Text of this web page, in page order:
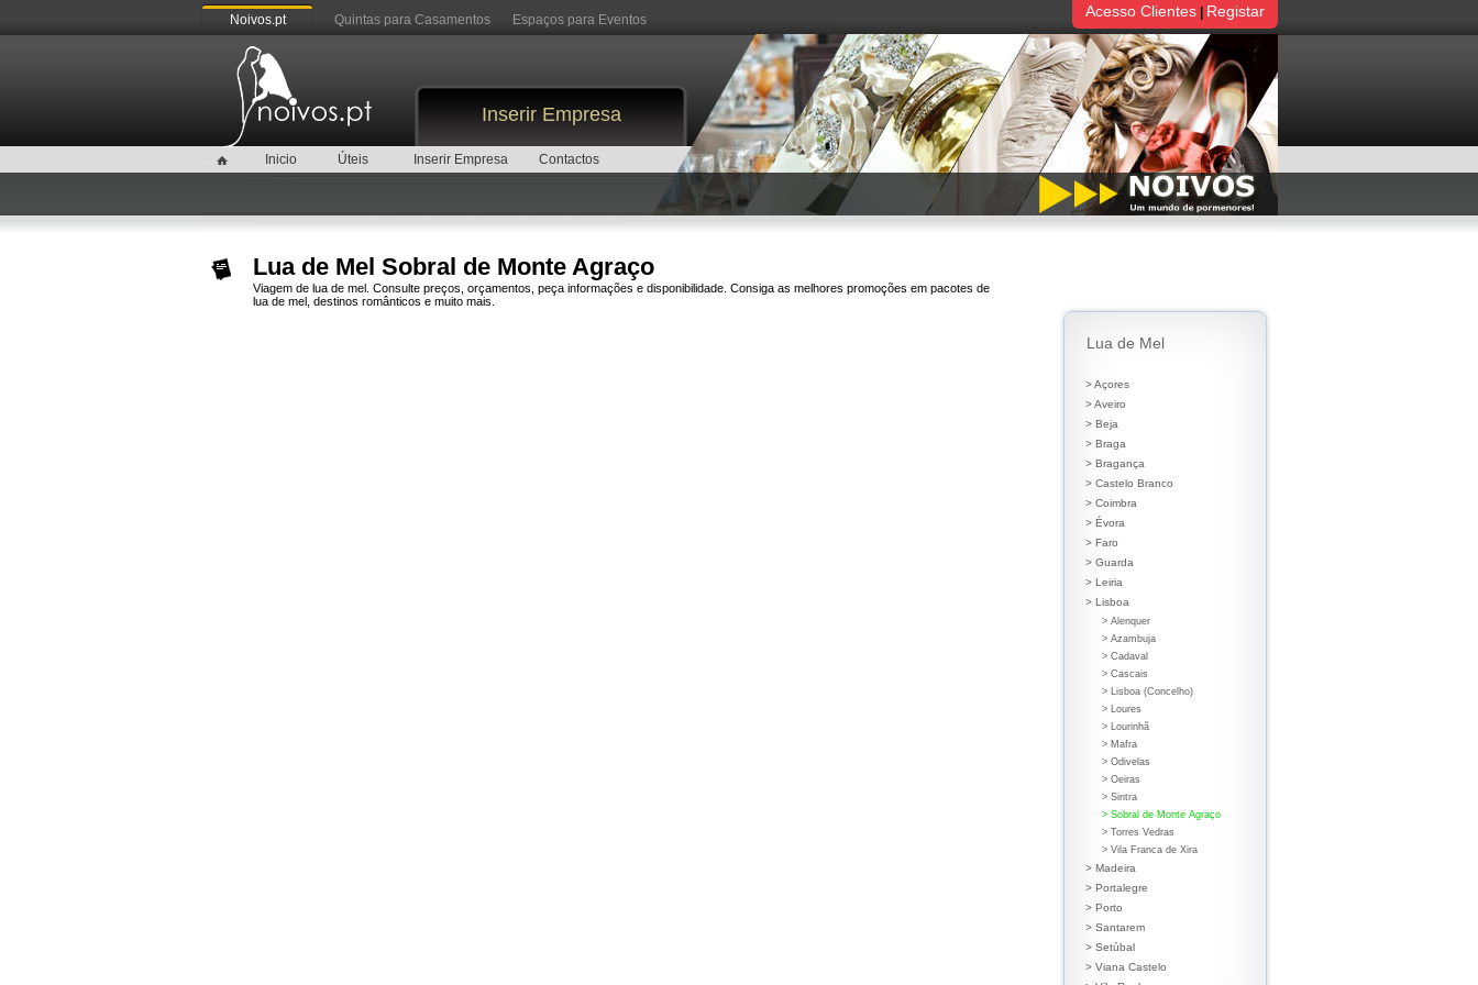
Inserir Empresa
Inicio Úteis Inserir Empresa Contactos
Noivos.pt Quintas para Casamentos Espaços para Eventos Acesso Clientes Registar
Lua de Mel
> Açores
> Aveiro
> Beja
> Braga
> Bragança
> Castelo Branco
> Coimbra
> Évora
> Faro
> Guarda
> Leiria
> Lisboa
> Alenquer
> Azambuja
> Cadaval
> Cascais
> Lisboa (Concelho)
> Loures
> Lourinhã
> Mafra
> Odivelas
> Oeiras
> Sintra
> Sobral de Monte Agraço
> Torres Vedras
> Vila Franca de Xira
> Madeira
> Portalegre
> Porto
> Santarem
> Setúbal
> Viana Castelo
Lua de Mel Sobral de Monte Agraço
Viagem de lua de mel. Consulte preços, orçamentos, peça informações e disponibilidade. Consiga as melhores promoções em pacotes de
lua de mel, destinos românticos e muito mais.